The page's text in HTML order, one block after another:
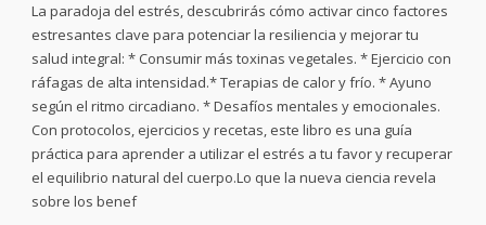
La paradoja del estrés, descubrirás cómo activar cinco factores
estresantes clave para potenciar la resiliencia y mejorar tu
salud integral: * Consumir más toxinas vegetales. * Ejercicio con
ráfagas de alta intensidad.* Terapias de calor y frío. * Ayuno
según el ritmo circadiano. * Desafíos mentales y emocionales.
Con protocolos, ejercicios y recetas, este libro es una guía
práctica para aprender a utilizar el estrés a tu favor y recuperar
el equilibrio natural del cuerpo.Lo que la nueva ciencia revela
sobre los benef